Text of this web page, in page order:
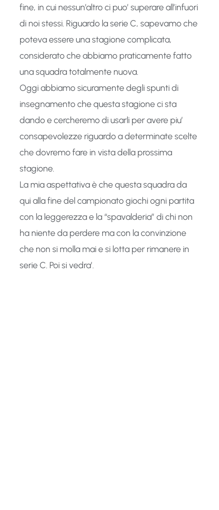
fine, in cui nessun’altro ci puo’ superare all’infuori
di noi stessi. Riguardo la serie C, sapevamo che
poteva essere una stagione complicata,
considerato che abbiamo praticamente fatto
una squadra totalmente nuova.
Oggi abbiamo sicuramente degli spunti di
insegnamento che questa stagione ci sta
dando e cercheremo di usarli per avere piu’
consapevolezze riguardo a determinate scelte
che dovremo fare in vista della prossima
stagione.
La mia aspettativa è che questa squadra da
qui alla fine del campionato giochi ogni partita
con la leggerezza e la “spavalderia” di chi non
ha niente da perdere ma con la convinzione
che non si molla mai e si lotta per rimanere in
serie C. Poi si vedra’.